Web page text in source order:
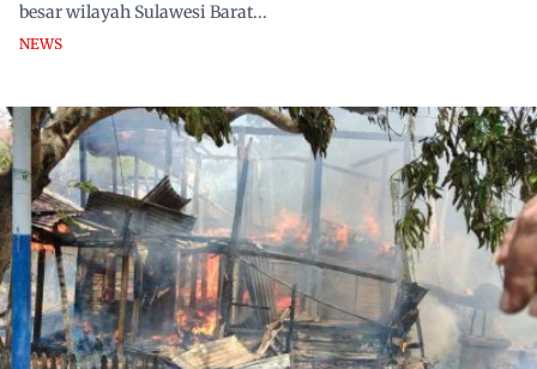
besar wilayah Sulawesi Barat...
NEWS